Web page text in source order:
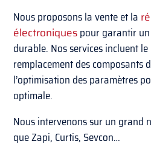
Nous proposons la vente et la
électroniquespour garantir
durable. Nos services incluent
remplacement des composants
l’optimisation des paramètres
optimale.
Nous intervenons sur un grand
que Zapi, Curtis, Sevcon…